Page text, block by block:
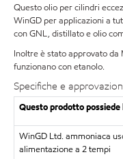
Questo olio per cilindri
WinGD per applicazioni a
con GNL, distillato e olio
Inoltre è stato approvato
funzionano con etanolo.
Specifiche e
Questo prodotto
WinGD Ltd. ammoniaca
alimentazione a 2 tempi